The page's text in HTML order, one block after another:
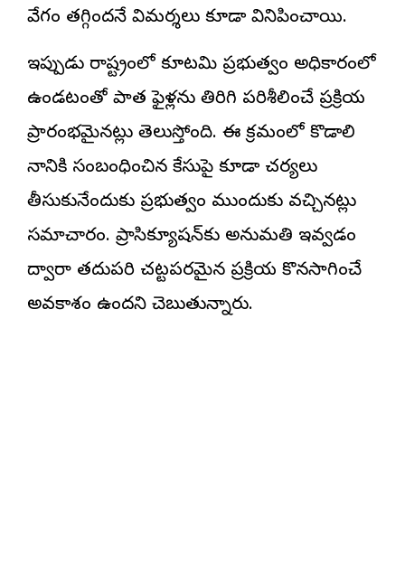
వేగం తగ్గిందనే విమర్శలు కూడా వినిపించాయి.
ఇప్పుడు రాష్ట్రంలో కూటమి ప్రభుత్వం అధికారంలో
ఉండటంతో పాత ఫైళ్లను తిరిగి పరిశీలించే ప్రక్రియ
ప్రారంభమైనట్లు తెలుస్తోంది. ఈ క్రమంలో కొడాలి
నానికి సంబంధించిన కేసుపై కూడా చర్యలు
తీసుకునేందుకు ప్రభుత్వం ముందుకు వచ్చినట్లు
సమాచారం. ప్రాసిక్యూషన్‌కు అనుమతి ఇవ్వడం
ద్వారా తదుపరి చట్టపరమైన ప్రక్రియ కొనసాగించే
అవకాశం ఉందని చెబుతున్నారు.